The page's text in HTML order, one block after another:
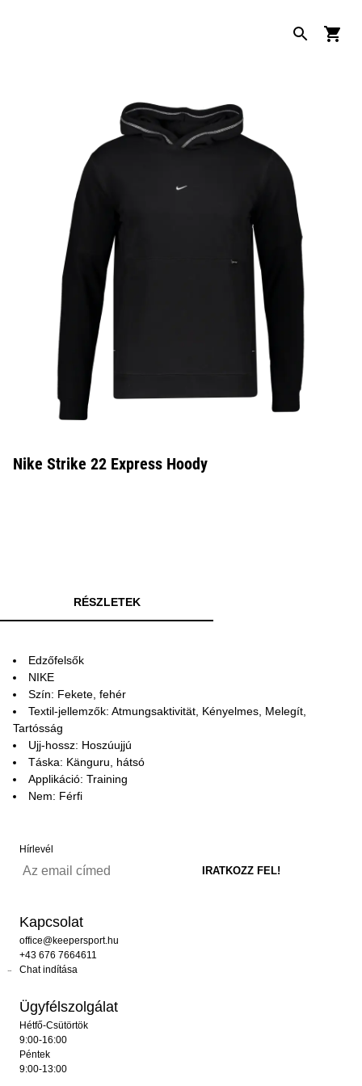
Nike Strike 22 Express Hoody
RÉSZLETEK
Edzőfelsők
NIKE
Szín: Fekete, fehér
Textil-jellemzők: Atmungsaktivität, Kényelmes, Melegít,
Tartósság
Ujj-hossz: Hoszúujjú
Táska: Känguru, hátsó
Applikáció: Training
Nem: Férfi
Hírlevél
Kapcsolat
office@keepersport.hu
+43 676 7664611
Chat indítása
Ügyfélszolgálat
Hétfő-Csütörtök
9:00-16:00
Péntek
9:00-13:00